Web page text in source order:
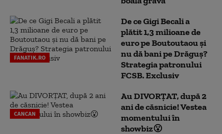
FANATIK.RO
De ce Gigi Becali a
plătit 1,3 milioane de
euro pe Boutoutaou și
nu dă bani pe Drăguș?
Strategia patronului
FCSB. Exclusiv
CANCAN
Au DIVORȚAT, după 2
ani de căsnicie! Vestea
momentului în
showbiz😮